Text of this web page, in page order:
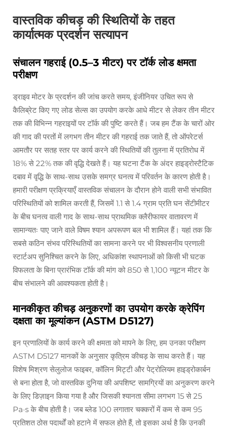
वास्तविक कीचड़ की स्थितियों के तहत
कार्यात्मक प्रदर्शन सत्यापन
संचालन गहराई (0.5–3 मीटर) पर टॉर्क लोड क्षमता
परीक्षण
ड्राइव मोटर के प्रदर्शन की जांच करते समय, इंजीनियर उचित रूप से
कैलिब्रेट किए गए लोड सेल्स का उपयोग करके आधे मीटर से लेकर तीन मीटर
तक की विभिन्न गहराइयों पर टॉर्क की पुष्टि करते हैं। जब हम टैंक के चारों ओर
की गाद की परतों में लगभग तीन मीटर की गहराई तक जाते हैं, तो ऑपरेटर्स
आमतौर पर सतह स्तर पर कार्य करने की स्थितियों की तुलना में प्रतिरोध में
18% से 22% तक की वृद्धि देखते हैं। यह घटना टैंक के अंदर हाइड्रोस्टैटिक
दबाव में वृद्धि के साथ-साथ उसके समग्र घनत्व में परिवर्तन के कारण होती है।
हमारी परीक्षण प्रक्रियाएँ वास्तविक संचालन के दौरान होने वाली सभी संभावित
परिस्थितियों को शामिल करती हैं, जिसमें 1.1 से 1.4 ग्राम प्रति घन सेंटीमीटर
के बीच घनत्व वाली गाद के साथ-साथ प्राथमिक क्लैरीफायर वातावरण में
सामान्यतः पाए जाने वाले विषम श्यान अपरूपण बल भी शामिल हैं। यहां तक कि
सबसे कठिन संभव परिस्थितियों का सामना करने पर भी विश्वसनीय प्रणाली
स्टार्टअप सुनिश्चित करने के लिए, अधिकांश स्थापनाओं को किसी भी घटक
विफलता के बिना प्रारंभिक टॉर्क की मांग को 850 से 1,100 न्यूटन मीटर के
बीच संभालने की आवश्यकता होती है।
मानकीकृत कीचड़ अनुकरणों का उपयोग करके क्रेपिंग
दक्षता का मूल्यांकन (ASTM D5127)
इन प्रणालियों के कार्य करने की क्षमता को मापने के लिए, हम उनका परीक्षण
ASTM D5127 मानकों के अनुसार कृत्रिम कीचड़ के साथ करते हैं। यह
विशेष मिश्रण सेलुलोज फाइबर, कॉलिन मिट्टी और पेट्रोलियम हाइड्रोकार्बन
से बना होता है, जो वास्तविक दुनिया की अपशिष्ट सामग्रियों का अनुकरण करने
के लिए डिज़ाइन किया गया है और जिसकी श्यानता सीमा लगभग 15 से 25
Pa·s के बीच होती है। जब ब्लेड 100 लगातार चक्करों में कम से कम 95
प्रतिशत ठोस पदार्थों को हटाने में सफल होते हैं, तो इसका अर्थ है कि उनकी